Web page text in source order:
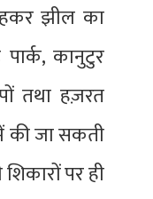
झील का
कानुटुर
तथा हज़रत
की जा सकती
पर ही